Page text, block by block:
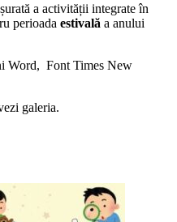
a activității integrate în
perioada estivală a anului
Word, Font Times New
galeria.